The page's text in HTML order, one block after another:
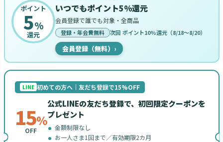
ポイント
5%
還元
いつでもポイント5%還元
会員登録で誰でも対象・全商品
登録・年会費無料 次回 ポイント10%還元（8/18〜8/20）
会員登録（無料） ›
LINE 初めての方へ｜友だち登録で15%OFF
15%
OFF
公式LINEの友だち登録で、初回限定クーポンを
プレゼント
金額制限なし
お一人さま1回まで／有効期限2カ月